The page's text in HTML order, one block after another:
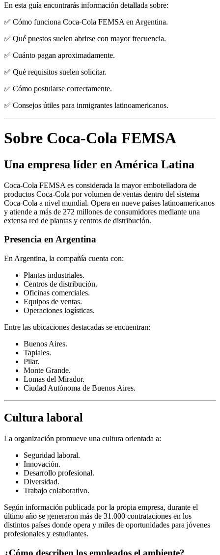
En esta guía encontrarás información detallada sobre:
✅ Cómo funciona Coca-Cola FEMSA en Argentina.
✅ Qué puestos suelen abrirse con mayor frecuencia.
✅ Cuánto pagan aproximadamente.
✅ Qué requisitos suelen solicitar.
✅ Cómo postularse correctamente.
✅ Consejos útiles para inmigrantes latinoamericanos.
Sobre Coca-Cola FEMSA
Una empresa líder en América Latina
Coca-Cola FEMSA es considerada la mayor embotelladora de
productos Coca-Cola por volumen de ventas dentro del sistema
Coca-Cola a nivel mundial. Opera en nueve países latinoamericanos
y atiende a más de 272 millones de consumidores mediante una
extensa red de plantas y centros de distribución.
Presencia en Argentina
En Argentina, la compañía cuenta con:
Plantas industriales.
Centros de distribución.
Oficinas comerciales.
Equipos de ventas.
Operaciones logísticas.
Entre las ubicaciones destacadas se encuentran:
Buenos Aires.
Tapiales.
Pilar.
Monte Grande.
Lomas del Mirador.
Ciudad Autónoma de Buenos Aires.
Cultura laboral
La organización promueve una cultura orientada a:
Seguridad laboral.
Innovación.
Desarrollo profesional.
Diversidad.
Trabajo colaborativo.
Según información publicada por la propia empresa, durante el
último año se generaron más de 31.000 contrataciones en los
distintos países donde opera y miles de oportunidades para jóvenes
profesionales y estudiantes.
¿Cómo describen los empleados el ambiente?